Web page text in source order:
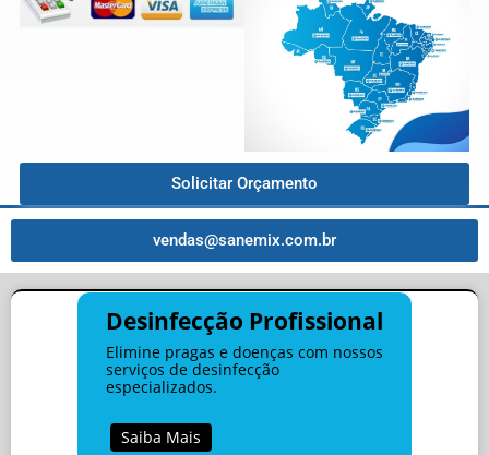
Solicitar Orçamento
vendas@sanemix.com.br
Desinfecção Profissional
Elimine pragas e doenças com nossos
serviços de desinfecção
especializados.
Saiba Mais